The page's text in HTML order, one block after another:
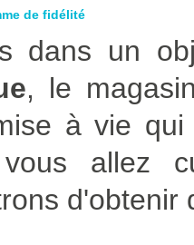
de fidélité
dans un
, le
à vie qui
allez
d'obtenir